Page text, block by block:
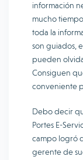
información
mucho
toda la
son guiados,
pueden
Consiguen
conveniente
Debo decir
Portes E-
campo logró
gerente de